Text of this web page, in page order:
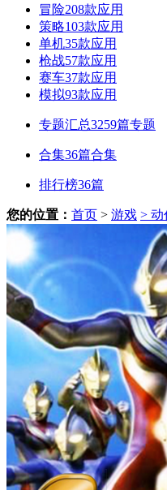
冒险208款应用
策略103款应用
单机35款应用
枪战57款应用
赛车37款应用
模拟93款应用
专题汇总3259篇专题
合集36篇合集
排行榜36篇
您的位置： 首页 > 游戏 > 动